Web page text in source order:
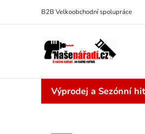
obsah
B2B Velkoobchodní spolupráce
Výprodej a Sezónní